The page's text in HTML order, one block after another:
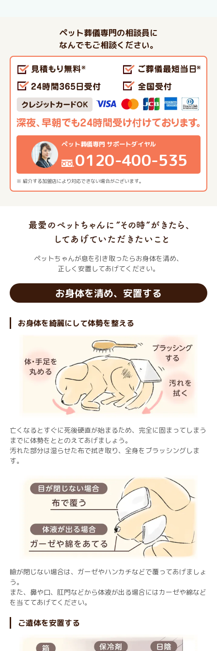
ペット葬儀専門の相談員に
なんでもご相談ください。
※ 紹介する加盟店により対応できない場合がございます。
ペット葬儀専門 サポートダイヤル
0120-400-535
ペットちゃんが息を引き取ったらお身体を清め、
正しく安置してあげてください。
お身体を清め、安置する
お身体を綺麗にして体勢を整える
亡くなるとすぐに死後硬直が始まるため、完全に固まってしまう
までに体勢をととのえてあげましょう。
汚れた部分は湿らせた布で拭き取り、全身をブラッシングしま
す。
瞼が閉じない場合は、ガーゼやハンカチなどで覆ってあげましょ
う。
また、鼻や口、肛門などから体液が出る場合にはカーゼや綿など
を当ててあげてください。
ご遺体を安置する